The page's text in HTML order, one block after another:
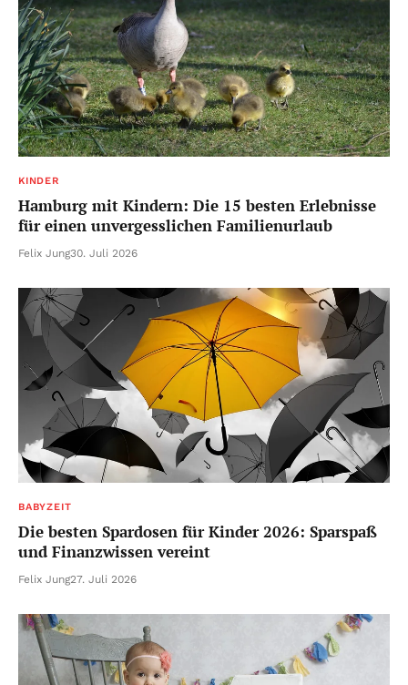
KINDER
Hamburg mit Kindern: Die 15 besten Erlebnisse
für einen unvergesslichen Familienurlaub
Felix Jung30. Juli 2026
BABYZEIT
Die besten Spardosen für Kinder 2026: Sparspaß
und Finanzwissen vereint
Felix Jung27. Juli 2026